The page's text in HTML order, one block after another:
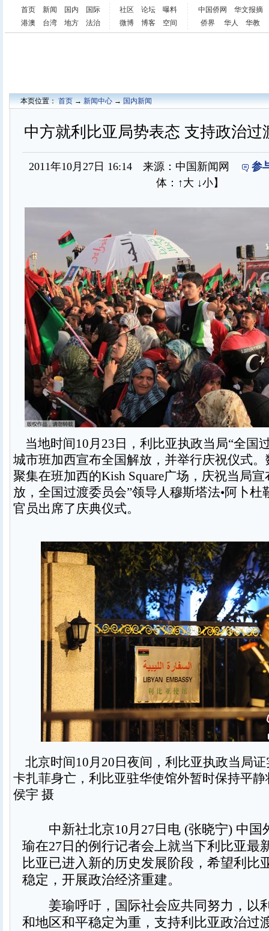
首页 新闻 国内
国际
港澳
台湾 地方 法治
社区 论坛
曝料
微博
博客 空间
中国侨网
华文报摘
侨界
华人 华教
本页位置：首页→新闻中心→国内新闻
中方就利比亚局势表态 支持政治过
2011年10月27日 16:14 来源：中国新闻网
参
体： ↑大 ↓小】
当地时间10月23日，利比亚执政当局“全国
城市班加西宣布全国解放，并举行庆祝仪式
聚集在班加西的Kish Square广场，庆祝当局
放，全国过渡委员会”领导人穆斯塔法•阿卜杜
官员出席了庆典仪式。
北京时间10月20日夜间，利比亚执政当局
卡扎菲身亡，利比亚驻华使馆外暂时保持平
侯宇 摄
中新社北京10月27日电 (张晓宁) 中国
瑜在27日的例行记者会上就当下利比亚最
比亚已进入新的历史发展阶段，希望利比
稳定，开展政治经济重建。
姜瑜呼吁，国际社会应共同努力，以
和地区和平稳定为重，支持利比亚政治过